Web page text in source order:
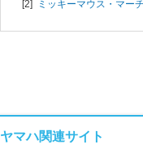
[2]
ミッキーマウス・マーチ
ヤマハ関連サイト